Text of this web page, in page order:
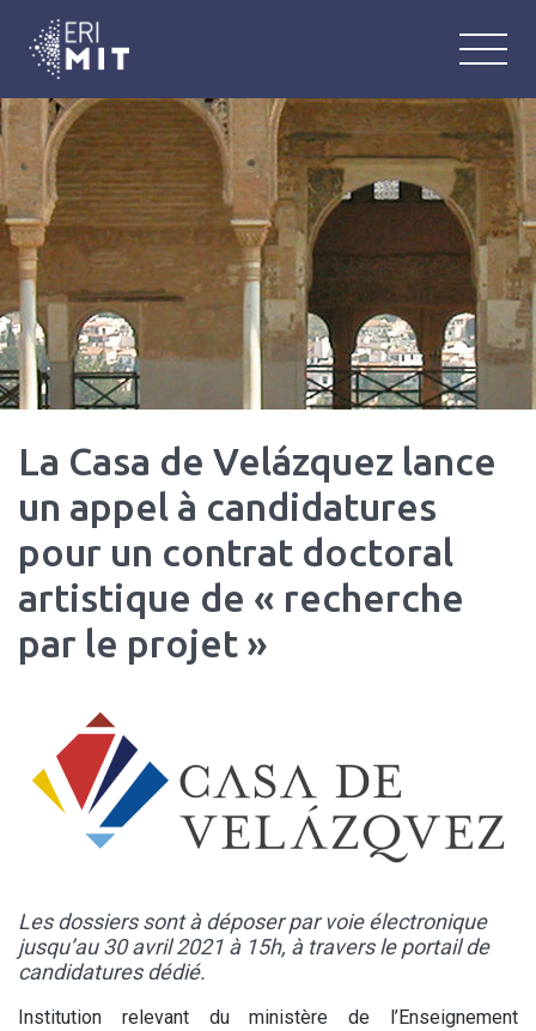
ERIMIT
Équipe de Recherche Interlangue :
La Casa de Velázquez lance
un appel à candidatures
pour un contrat doctoral
artistique de « recherche
par le projet »
Les dossiers sont à déposer par voie électronique
jusqu’au 30 avril 2021 à 15h, à travers le portail de
candidatures dédié.
Institution relevant du ministère de l’Enseignement